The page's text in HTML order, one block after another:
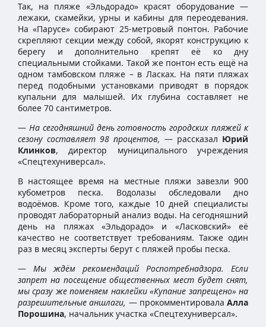
Так, на пляже «Эльдорадо» красят оборудование —
лежаки, скамейки, урны и кабины для переодевания.
На «Парусе» собирают 25-метровый понтон. Рабочие
скрепляют секции между собой, якорят конструкцию к
берегу и дополнительно крепят её ко дну
специальными стойками. Такой же понтон есть ещё на
одном тамбовском пляже – в Ласках. На пяти пляжах
перед подобными установками приводят в порядок
купальни для малышей. Их глубина составляет не
более 70 сантиметров.
— На сегодняшний день готовность городских пляжей к
сезону составляет 98 процентов, — рассказал Юрий
Клинков, директор муниципального учреждения
«Спецтехуниверсал».
В настоящее время на местные пляжи завезли 900
кубометров песка. Водолазы обследовали дно
водоёмов. Кроме того, каждые 10 дней специалисты
проводят лабораторный анализ воды. На сегодняшний
день на пляжах «Эльдорадо» и «Ласковский» её
качество не соответствует требованиям. Также один
раз в месяц эксперты берут с пляжей пробы песка.
— Мы ждём рекомендаций Роспотребнадзора. Если
запрет на посещение общественных мест будет снят,
мы сразу же поменяем наклейки «Купание запрещено» на
разрешительные аншлаги, — прокомментировала Алла
Порошина, начальник участка «Спецтехуниверсал».